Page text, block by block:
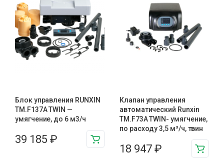
Блок управления RUNXIN
TM.F137A TWIN —
умягчение, до 6 м3/ч
39 185 ₽
Клапан управления
автоматический Runxin
TM.F73A TWIN- умягчение,
по расходу 3,5 м³/ч, твин
18 947 ₽